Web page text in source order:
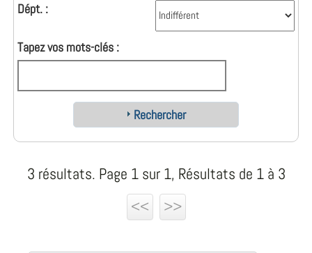
Dépt. :
Tapez vos mots-clés :
Rechercher
3 résultats. Page 1 sur 1, Résultats de 1 à 3
<<
>>